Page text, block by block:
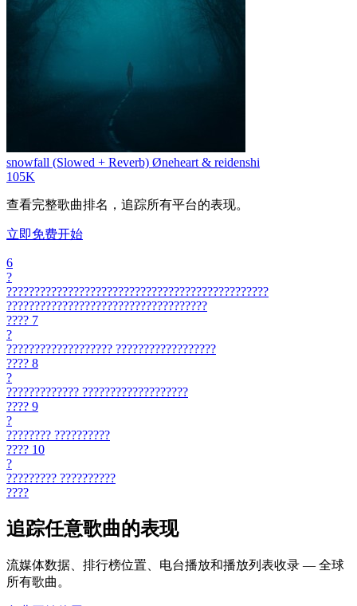
snowfall (Slowed + Reverb) Øneheart & reidenshi
105K
查看完整歌曲排名，追踪所有平台的表现。
立即免费开始
6
?
???????????????????????????????????????????????
????????????????????????????????????
???? 7
?
??????????????????? ??????????????????
???? 8
?
????????????? ???????????????????
???? 9
?
???????? ??????????
???? 10
?
????????? ??????????
????
追踪任意歌曲的表现
流媒体数据、排行榜位置、电台播放和播放列表收录 — 全球
所有歌曲。